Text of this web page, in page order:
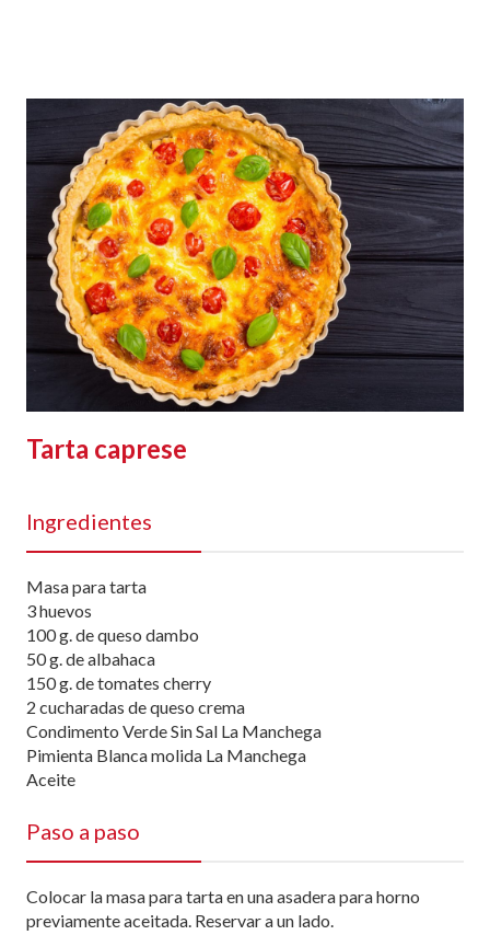
Tarta caprese
Ingredientes
Masa para tarta
3 huevos
100 g. de queso dambo
50 g. de albahaca
150 g. de tomates cherry
2 cucharadas de queso crema
Condimento Verde Sin Sal La Manchega
Pimienta Blanca molida La Manchega
Aceite
Paso a paso
Colocar la masa para tarta en una asadera para horno
previamente aceitada. Reservar a un lado.